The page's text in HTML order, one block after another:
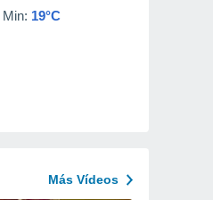
Min: 19°C
Más Vídeos